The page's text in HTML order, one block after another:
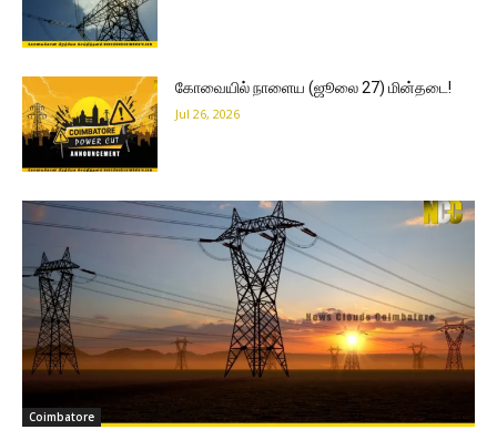
கோவையில் நாளைய (ஜூலை 27) மின்தடை!
Jul 26, 2026
Coimbatore